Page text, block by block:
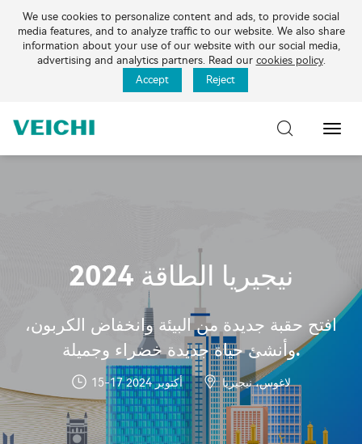
We use cookies to personalize content and ads, to provide social
media features, and to analyze traffic to our website. We also share
information about your use of our website with our social media,
advertising and analytics partners. Read our cookies policy.
Accept
Reject
تبديل
نيجيريا الطاقة 2024
افتح حقبة جديدة من البيئة وانخفاض الكربون،
وأنشئ حياة جديدة خضراء وجميلة.
15-17 أكتوبر 2024 لاغوس، نيجيريا